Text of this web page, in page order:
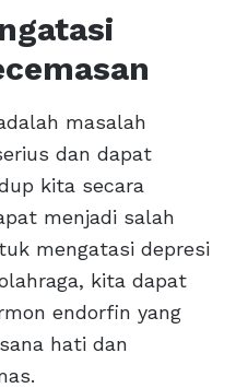
masalah
dan dapat
kita secara
menjadi salah
mengatasi depresi
kita dapat
endorfin yang
hati dan